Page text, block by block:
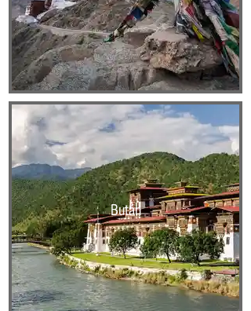
Bután